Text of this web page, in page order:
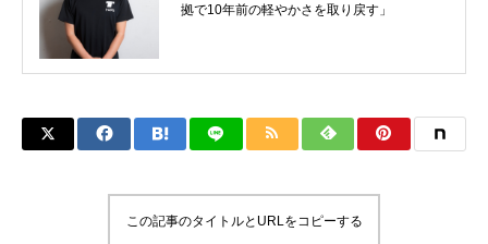
拠で10年前の軽やかさを取り戻す」
この記事のタイトルとURLをコピーする